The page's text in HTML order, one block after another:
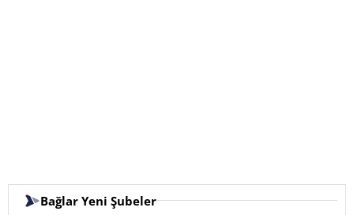
Bağlar Yeni Şubeler